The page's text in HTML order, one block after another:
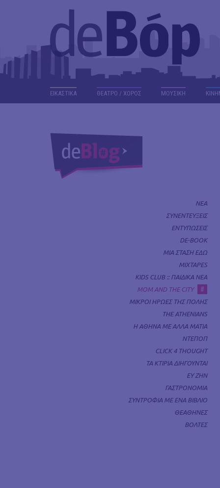
ΕΙΚΑΣΤΙΚΑ ΘΕΑΤΡΟ / ΧΟΡΟΣ ΜΟΥΣΙΚΗ
ΝΕΑ
ΣΥΝΕΝΤΕΥΞΕΙΣ
ΕΝΤΥΠΩΣΕΙΣ
DE-BOOK
ΜΙΑ ΣΤΑΣΗ ΕΔΩ
MIXTAPES
KIDS CLUB :: ΠΑΙΔΙΚΑ ΝΕΑ
MOM AND THE CITY
#
ΜΙΚΡΟΙ ΗΡΩΕΣ ΤΗΣ ΠΟΛΗΣ
THE ATHENIANS
Η ΑΘΗΝΑ ΜΕ ΑΛΛΑ ΜΑΤΙΑ
ΝΤΕΠΟΠ
CLICK 4 THOUGHT
ΤΑ ΚΤΙΡΙΑ ΔΙΗΓΟΥΝΤΑΙ
ΕΥ ΖΗΝ
ΓΑΣΤΡΟΝΟΜΙΑ
ΣΥΝΤΡΟΦΙΑ ΜΕ ΕΝΑ ΒΙΒΛΙΟ
ΘΕΑΘΗΝΕΣ
ΒΟΛΤΕΣ